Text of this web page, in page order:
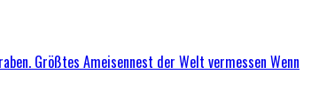
Größtes Ameisennest der Welt vermessen Wenn